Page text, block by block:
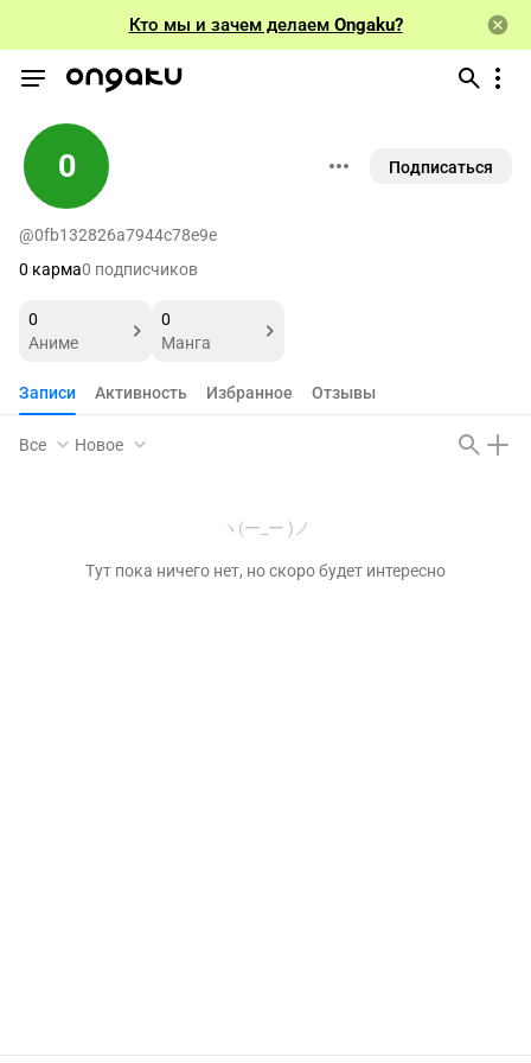
Кто мы и зачем делаем Ongaku?
0 Подписаться
@0fb132826a7944c78e9e
0 карма0 подписчиков
0
Аниме
0
Манга
Записи Активность Избранное Отзывы
Все Новое
ヽ(ー_ー )ノ
Тут пока ничего нет, но скоро будет интересно